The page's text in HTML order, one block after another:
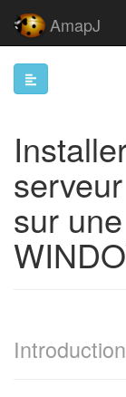
AmapJ
sur
Introduction